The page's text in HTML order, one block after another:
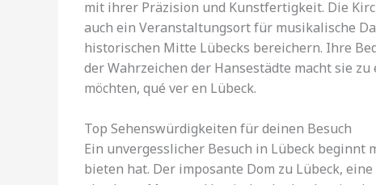
mit ihrer Präzision und Kunstfertigkeit. Die
auch ein Veranstaltungsort für musikalische
historischen Mitte Lübecks bereichern. Ihre
der Wahrzeichen der Hansestädte macht sie
möchten, qué ver en Lübeck.
Top Sehenswürdigkeiten für deinen Besuch
Ein unvergesslicher Besuch in Lübeck beginnt
bieten hat. Der imposante Dom zu Lübeck,